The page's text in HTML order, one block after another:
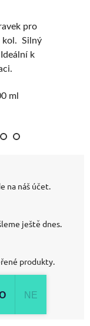
pro
kol. Silný
k
ml
na náš účet.
ještě dnes.
produkty.
a radíme
NE